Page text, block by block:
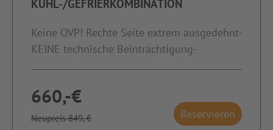
KÜHL-/GEFRIERKOMBINATION
Keine OVP! Rechte Seite extrem ausgedehnt-
KEINE technische Beinträchtigung-
660,-€
Neupreis 849,-€ Reservieren